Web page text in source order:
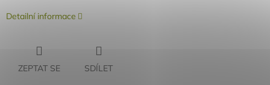
Detailní informace
ZEPTAT SE SDÍLET